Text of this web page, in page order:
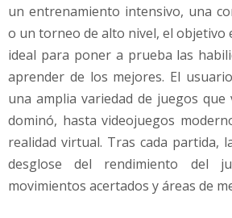
un entrenamiento intensivo, una
o un torneo de alto nivel, el objetivo
ideal para poner a prueba las
aprender de los mejores. El
una amplia variedad de juegos que
dominó, hasta videojuegos
realidad virtual. Tras cada partida,
desglose del rendimiento del
movimientos acertados y áreas de